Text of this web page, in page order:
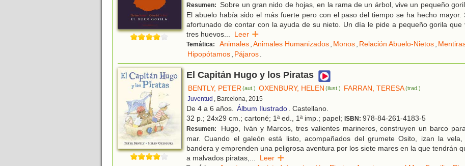
Resumen: Sobre un gran nido de hojas, en la rama de un árbol, vive un pequeño
El abuelo había sido el más fuerte pero con el paso del tiempo se ha hecho mayor.
afortunado de contar con la ayuda de su nieto. Un día le pide a pequeño gorila que
tres huevos... Leer
Temática: Animales,Animales Humanizados, Monos, Relación Abuelo-Nietos,
Hipopótamos, Pájaros.
El Capitán Hugo y los Piratas
BENTLY, PETER(aut.) OXENBURY, HELEN (ilust.) FARRAN, TERESA(trad.)
Juventud , Barcelona, 2015
De 4 a 6 años. Álbum Ilustrado. Castellano.
32 p.; 24x29 cm.; cartoné; 1ª ed., 1ª imp.; papel; ISBN: 978-84-261-4183-5
Resumen:
Hugo, Iván y Marcos, tres valientes marineros, construyen un barco
mar. Cuando el galeón está listo, acompañados del grumete Osito, izan la vela,
bandera y emprenden una peligrosa aventura por los siete mares en la que tendrán
a malvados piratas,... Leer